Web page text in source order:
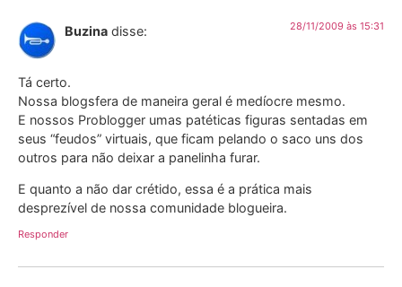
Buzina disse: 28/11/2009 às 15:31
Tá certo.
Nossa blogsfera de maneira geral é medíocre mesmo.
E nossos Problogger umas patéticas figuras sentadas em
seus “feudos” virtuais, que ficam pelando o saco uns dos
outros para não deixar a panelinha furar.
E quanto a não dar crétido, essa é a prática mais
desprezível de nossa comunidade blogueira.
Responder